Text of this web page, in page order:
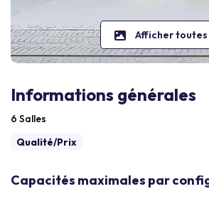
Afficher toutes
Informations générales
6 Salles
Qualité/Prix
Capacités maximales par